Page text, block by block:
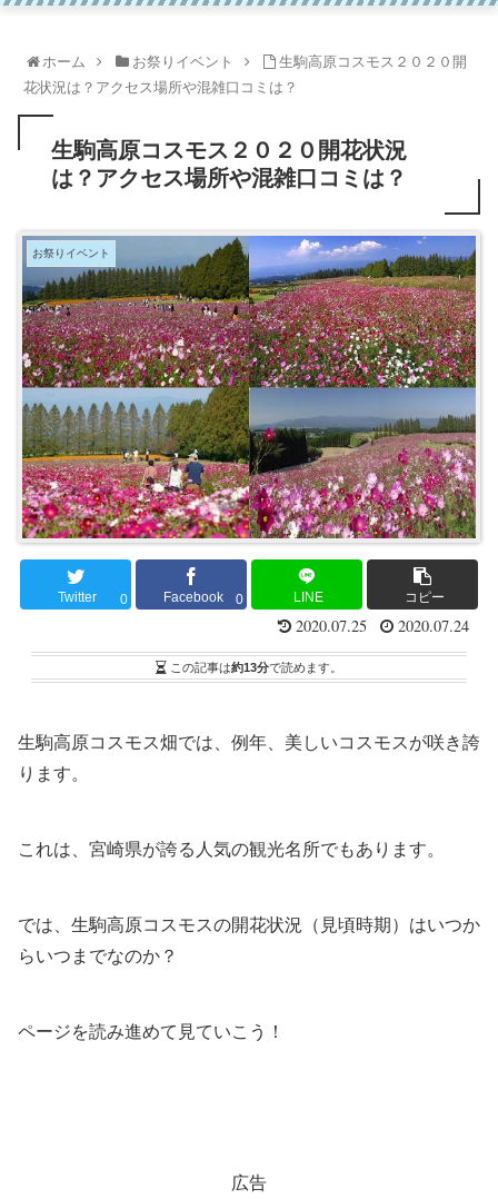
ホーム お祭りイベント
生駒高原コスモス２０２０開
花状況は？アクセス場所や混雑口コミは？
生駒高原コスモス２０２０開花状況
は？アクセス場所や混雑口コミは？
お祭りイベント
Twitter 0 Facebook 0 LINE コピー
2020.07.25 2020.07.24
この記事は約13分で読めます。
生駒高原コスモス畑では、例年、美しいコスモスが咲き誇
ります。
これは、宮崎県が誇る人気の観光名所でもあります。
では、生駒高原コスモスの開花状況（見頃時期）はいつか
らいつまでなのか？
ページを読み進めて見ていこう！
広告